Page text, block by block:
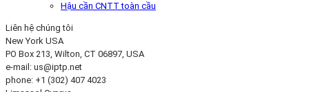
Hậu cần CNTT toàn cầu
Liên hệ chúng tôi
New York USA
PO Box 213, Wilton, CT 06897, USA
e-mail: us
iptp.net
phone: +1 (302) 407 4023